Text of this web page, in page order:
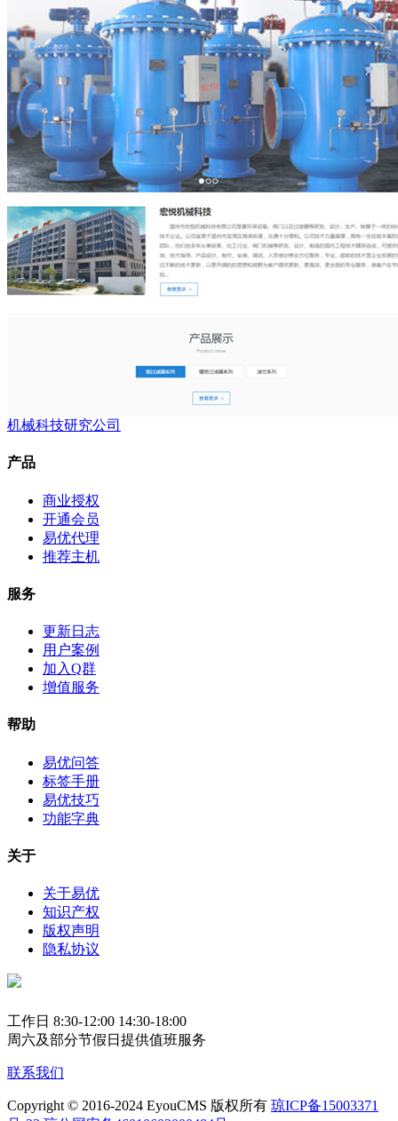
机械科技研究公司
产品
商业授权
开通会员
易优代理
推荐主机
服务
更新日志
用户案例
加入Q群
增值服务
帮助
易优问答
标签手册
易优技巧
功能字典
关于
关于易优
知识产权
版权声明
隐私协议
工作日 8:30-12:00 14:30-18:00
周六及部分节假日提供值班服务
联系我们
Copyright © 2016-2024 EyouCMS 版权所有 琼ICP备15003371